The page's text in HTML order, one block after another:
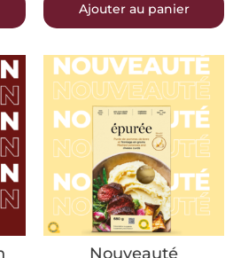
Ajouter au panier
Nouveauté